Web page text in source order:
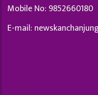
Mobile No: 9852660180
E-mail: